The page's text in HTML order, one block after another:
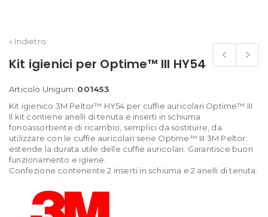
« Indietro
Kit igienici per Optime™ III HY54
Articolo Unigum: 001453
Kit igienico 3M Peltor™ HY54 per cuffie auricolari Optime™ III.
Il kit contiene anelli di tenuta e inserti in schiuma
fonoassorbente di ricambio, semplici da sostituire, da
utilizzare con le cuffie auricolari serie Optime™ III 3M Peltor.
estende la durata utile delle cuffie auricolari. Garantisce buon
funzionamento e igiene.
Confezione contenente 2 inserti in schiuma e 2 anelli di tenuta.